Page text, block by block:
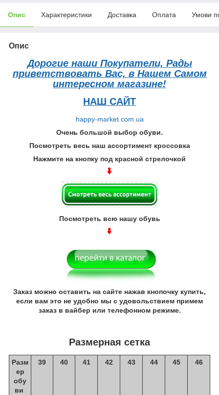
Опис Характеристики Доставка Оплата Умови
Опис
Дорогие наши Покупатели, Рады
приветствовать Вас, в Нашем Самом
интересном магазине!
НАШ САЙТ
happy-market.com.ua
Очень большой выбор обуви.
Посмотреть весь наш ассортимент кроссовка
Нажмите на кнопку под красной стрелочкой
Посмотреть всю нашу обувь
Заказ можно оставить на сайте нажав кнопочку купить,
если вам это не удобно мы с удовольствием примем
заказ в вайбер или телефонном режиме.
Размерная сетка
Разм
ер
обу
ви
39 40 41 42 43 44 45 46